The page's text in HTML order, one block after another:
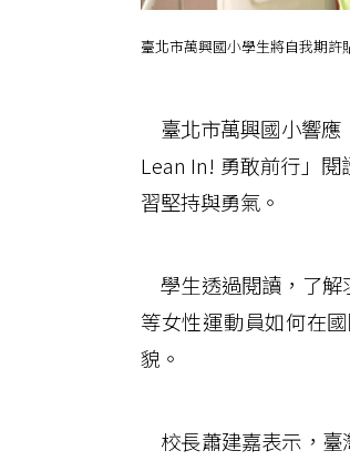
臺北市萬興國小學生將自我期
臺北市萬興國小響應
Lean In! 勇敢前行」
習堅持與勇氣。
學生透過閱讀，了解
等女性運動員如何在
貌。
校長蕭建嘉表示，臺